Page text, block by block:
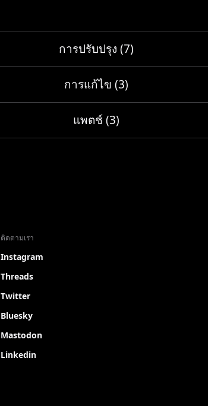
การปรับปรุง (7)
การแก้ไข (3)
แพตช์ (3)
ติดตามเรา
Instagram
Threads
Twitter
Bluesky
Mastodon
Linkedin